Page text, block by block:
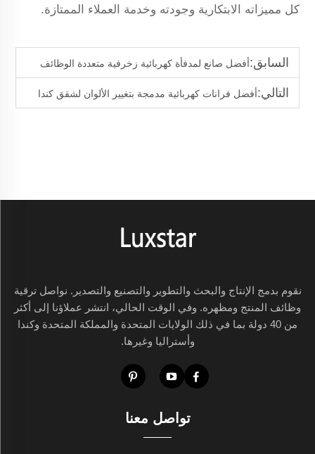
كل مميزاته الابتكارية وجودته وخدمة العملاء الممتازة.
السابق:أفضل صانع لمدفأة كهربائية زخرفية متعددة الوظائف
التالي:أفضل فرانات كهربائية مدمجة بتغيير الألوان لشقق كندا
نقوم بدمج الإنتاج والبحث والتطوير والتصنيع والتصدير. نواصل ترقية
وظائف المنتج ومظهره. وفي الوقت الحالي، انتشر عملاؤنا إلى أكثر
من 40 دولة بما في ذلك الولايات المتحدة والمملكة المتحدة وكندا
وأستراليا وغيرها.
تواصل معنا